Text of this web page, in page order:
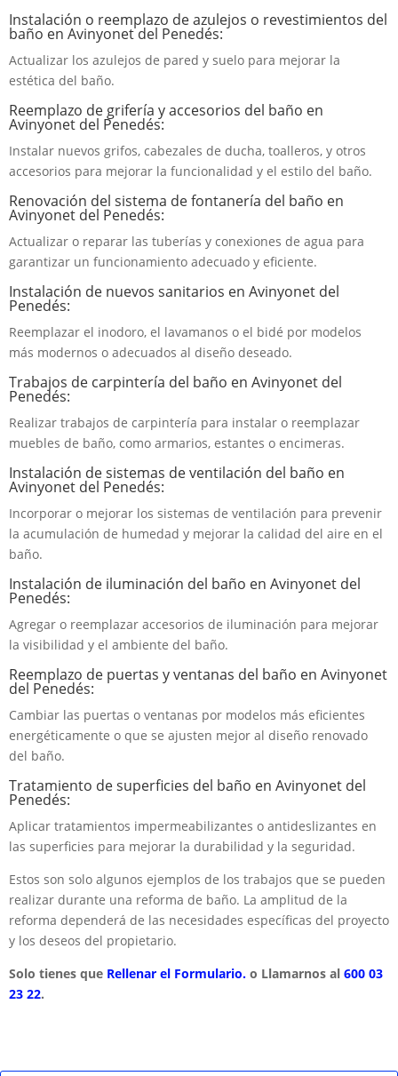
Instalación o reemplazo de azulejos o revestimientos del
baño en Avinyonet del Penedés:
Actualizar los azulejos de pared y suelo para mejorar la
estética del baño.
Reemplazo de grifería y accesorios del baño en
Avinyonet del Penedés:
Instalar nuevos grifos, cabezales de ducha, toalleros, y otros
accesorios para mejorar la funcionalidad y el estilo del baño.
Renovación del sistema de fontanería del baño en
Avinyonet del Penedés:
Actualizar o reparar las tuberías y conexiones de agua para
garantizar un funcionamiento adecuado y eficiente.
Instalación de nuevos sanitarios en Avinyonet del
Penedés:
Reemplazar el inodoro, el lavamanos o el bidé por modelos
más modernos o adecuados al diseño deseado.
Trabajos de carpintería del baño en Avinyonet del
Penedés:
Realizar trabajos de carpintería para instalar o reemplazar
muebles de baño, como armarios, estantes o encimeras.
Instalación de sistemas de ventilación del baño en
Avinyonet del Penedés:
Incorporar o mejorar los sistemas de ventilación para prevenir
la acumulación de humedad y mejorar la calidad del aire en el
baño.
Instalación de iluminación del baño en Avinyonet del
Penedés:
Agregar o reemplazar accesorios de iluminación para mejorar
la visibilidad y el ambiente del baño.
Reemplazo de puertas y ventanas del baño en Avinyonet
del Penedés:
Cambiar las puertas o ventanas por modelos más eficientes
energéticamente o que se ajusten mejor al diseño renovado
del baño.
Tratamiento de superficies del baño en Avinyonet del
Penedés:
Aplicar tratamientos impermeabilizantes o antideslizantes en
las superficies para mejorar la durabilidad y la seguridad.
Estos son solo algunos ejemplos de los trabajos que se pueden
realizar durante una reforma de baño. La amplitud de la
reforma dependerá de las necesidades específicas del proyecto
y los deseos del propietario.
Solo tienes que Rellenar el Formulario. o Llamarnos al 600 03
23 22.